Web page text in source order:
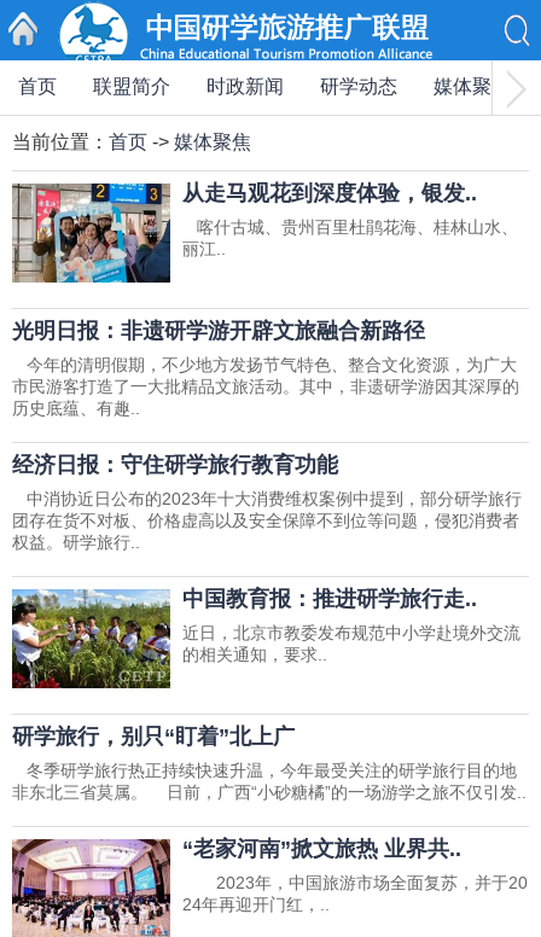
首页
首页 联盟简介 时政新闻 研学动态 媒体聚焦
当前位置： 首页 -> 媒体聚焦
从走马观花到深度体验，银发..
喀什古城、贵州百里杜鹃花海、桂林山水、
丽江..
光明日报：非遗研学游开辟文旅融合新路径
今年的清明假期，不少地方发扬节气特色、整合文化资源，为广大
市民游客打造了一大批精品文旅活动。其中，非遗研学游因其深厚的
历史底蕴、有趣..
经济日报：守住研学旅行教育功能
中消协近日公布的2023年十大消费维权案例中提到，部分研学旅行
团存在货不对板、价格虚高以及安全保障不到位等问题，侵犯消费者
权益。研学旅行..
中国教育报：推进研学旅行走..
近日，北京市教委发布规范中小学赴境外交流
的相关通知，要求..
研学旅行，别只“盯着”北上广
冬季研学旅行热正持续快速升温，今年最受关注的研学旅行目的地
非东北三省莫属。 日前，广西“小砂糖橘”的一场游学之旅不仅引发..
“老家河南”掀文旅热 业界共..
2023年，中国旅游市场全面复苏，并于20
24年再迎开门红，..